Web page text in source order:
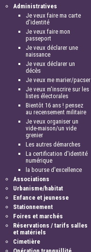
Administratives
Je veux faire ma carte
d'identité
Je veux faire mon
passeport
Je veux déclarer une
naissance
Je veux déclarer un
décès
Je veux me marier/pacser
Je veux m'inscrire sur les
listes électorales
Bientôt 16 ans ! pensez
au recensement militaire
Je veux organiser un
vide-maison/un vide
grenier
Les autres démarches
La certification d'identité
numérique
la bourse d'excellence
Associations
Urbanisme/habitat
Enfance et jeunesse
Stationnement
Foires et marchés
Réservations / tarifs salles
et matériels
Cimetière